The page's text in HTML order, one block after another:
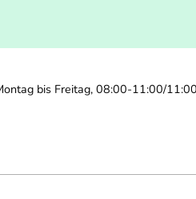
bis Freitag, 08:00-11:00/